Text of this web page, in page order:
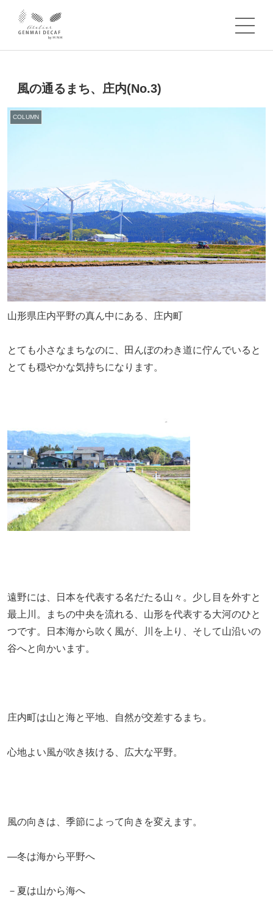
風の通るまち、庄内(No.3)
COLUMN
山形県庄内平野の真ん中にある、庄内町
とても小さなまちなのに、田んぼのわき道に佇んでいると
とても穏やかな気持ちになります。
遠野には、日本を代表する名だたる山々。少し目を外すと
最上川。まちの中央を流れる、山形を代表する大河のひと
つです。日本海から吹く風が、川を上り、そして山沿いの
谷へと向かいます。
庄内町は山と海と平地、自然が交差するまち。
心地よい風が吹き抜ける、広大な平野。
風の向きは、季節によって向きを変えます。
―冬は海から平野へ
－夏は山から海へ